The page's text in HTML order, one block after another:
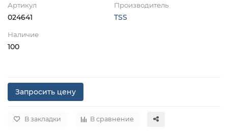
Артикул
024641
Производитель
TSS
Наличие
100
Запросить цену
В закладки В сравнение